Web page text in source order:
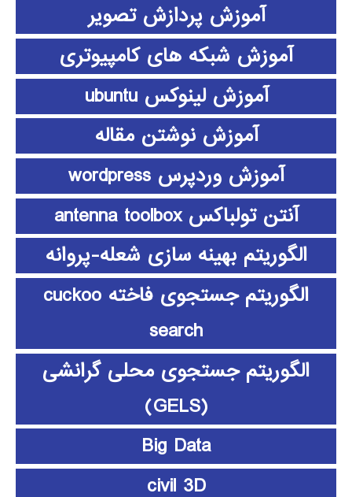
آموزش پردازش تصویر
آموزش شبکه های کامپیوتری
آموزش لینوکس ubuntu
آموزش نوشتن مقاله
آموزش وردپرس wordpress
آنتن تولباکس antenna toolbox
الگوریتم بهینه سازی شعله-پروانه
الگوریتم جستجوی فاخته cuckoo
search
الگوریتم جستجوی محلی گرانشی
(GELS)
Big Data
civil 3D